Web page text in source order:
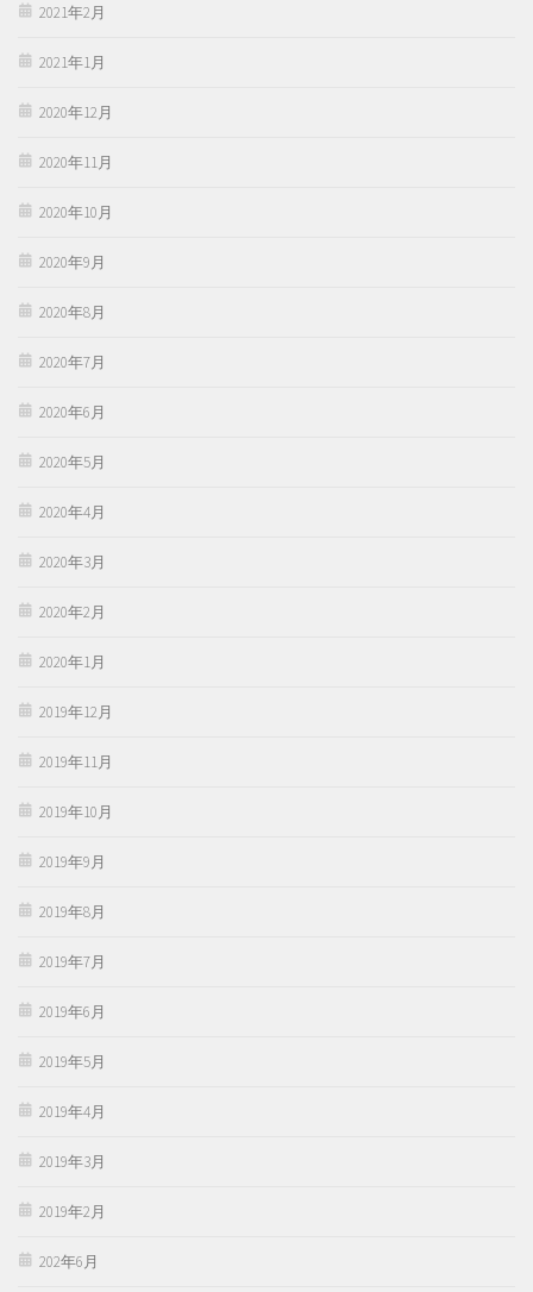
2021年2月
2021年1月
2020年12月
2020年11月
2020年10月
2020年9月
2020年8月
2020年7月
2020年6月
2020年5月
2020年4月
2020年3月
2020年2月
2020年1月
2019年12月
2019年11月
2019年10月
2019年9月
2019年8月
2019年7月
2019年6月
2019年5月
2019年4月
2019年3月
2019年2月
202年6月